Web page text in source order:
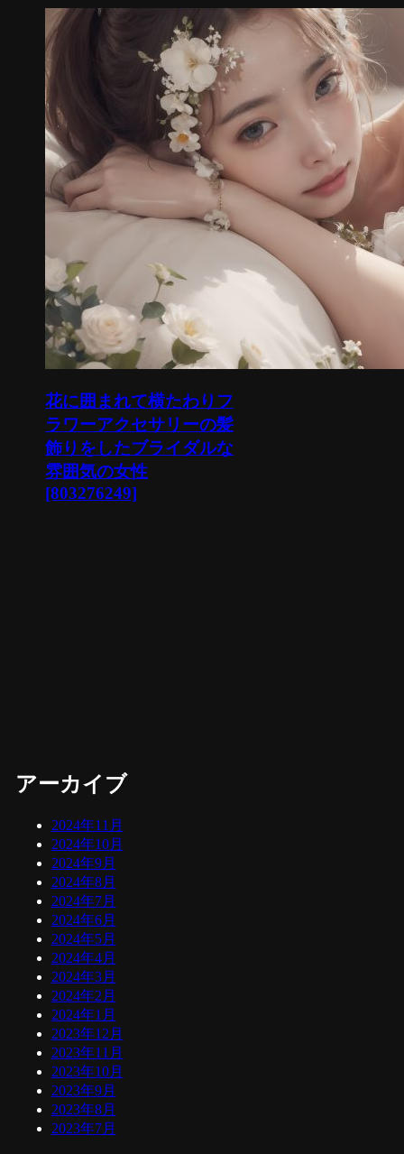
花に囲まれて横たわりフ
ラワーアクセサリーの髪
飾りをしたブライダルな
雰囲気の女性
[803276249]
アーカイブ
2024年11月
2024年10月
2024年9月
2024年8月
2024年7月
2024年6月
2024年5月
2024年4月
2024年3月
2024年2月
2024年1月
2023年12月
2023年11月
2023年10月
2023年9月
2023年8月
2023年7月